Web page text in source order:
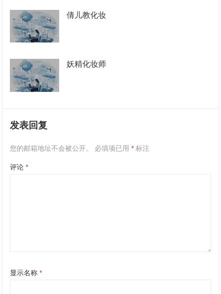
倩儿教化妆
妖精化妆师
发表回复
您的邮箱地址不会被公开。 必填项已用* 标注
评论*
显示名称*